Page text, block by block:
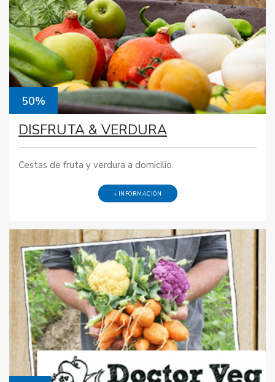
50%
DISFRUTA & VERDURA
Cestas de fruta y verdura a domicilio.
+ INFORMACIÓN